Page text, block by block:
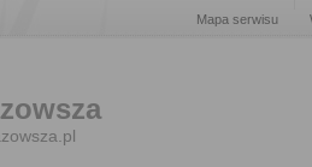
Mapa serwisu